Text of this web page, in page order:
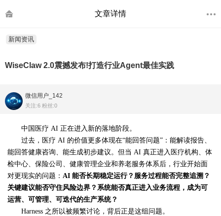
文章详情
新闻资讯
WiseClaw 2.0震撼发布!打造行业Agent最佳实践
微信用户_142
关注:6 粉丝:0
中国医疗 AI 正在进入新的落地阶段。
过去，医疗 AI 的价值更多体现在“能回答问题”：能解读报告、
能回答健康咨询、能生成初步建议。但当 AI 真正进入医疗机构、体
检中心、保险公司、健康管理企业和养老服务体系后，行业开始面
对更现实的问题： AI 能否长期稳定运行？服务过程能否完整追溯？
关键建议能否守住风险边界？系统能否真正进入业务流程，成为可
运营、可管理、可迭代的生产系统？
Harness 之所以被频繁讨论，背后正是这组问题。